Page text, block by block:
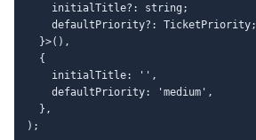
    initialTitle?: string;
    defaultPriority?: TicketPriority;
  }>(),
  {
    initialTitle: '',
    defaultPriority: 'medium',
  },
);